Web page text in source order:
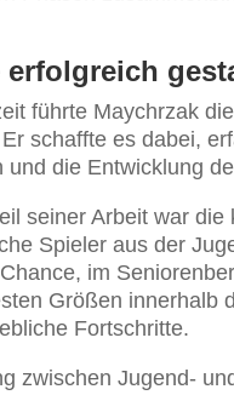
erfolgreich
führte Maychrzak
schaffte es dabei,
und die Entwicklung
seiner Arbeit war
Spieler aus der
im
Größen innerhalb
Fortschritte.
zwischen Jugend-